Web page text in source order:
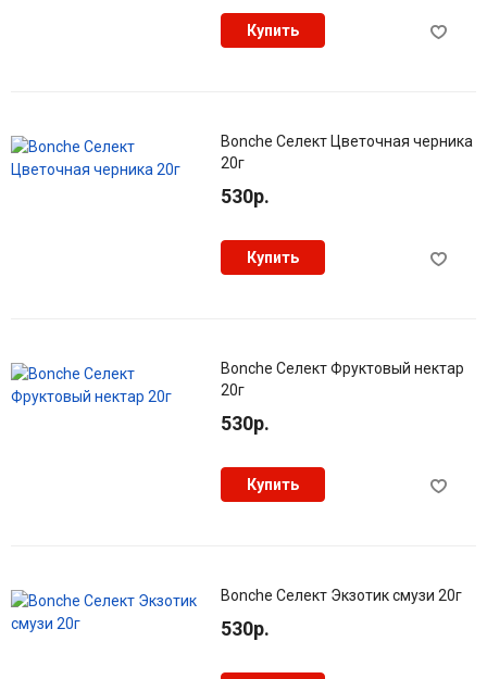
Купить
Bonche Селект Цветочная черника
20г
530р.
Купить
Bonche Селект Фруктовый нектар
20г
530р.
Купить
Bonche Селект Экзотик смузи 20г
530р.